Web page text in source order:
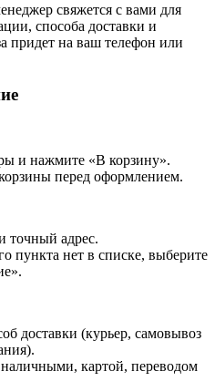
свяжется с вами для
способа доставки и
придет на ваш телефон или
и нажмите «В корзину».
перед оформлением.
точный адрес.
пункта нет в списке, выберите
доставки (курьер, самовывоз
картой, переводом